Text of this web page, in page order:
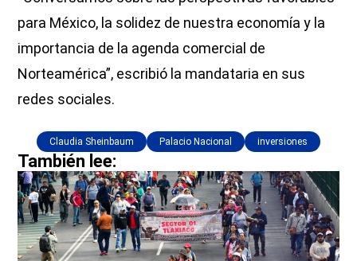
para México, la solidez de nuestra economía y la
importancia de la agenda comercial de
Norteamérica”, escribió la mandataria en sus
redes sociales.
Claudia Sheinbaum Palacio Nacional inversiones
También lee: